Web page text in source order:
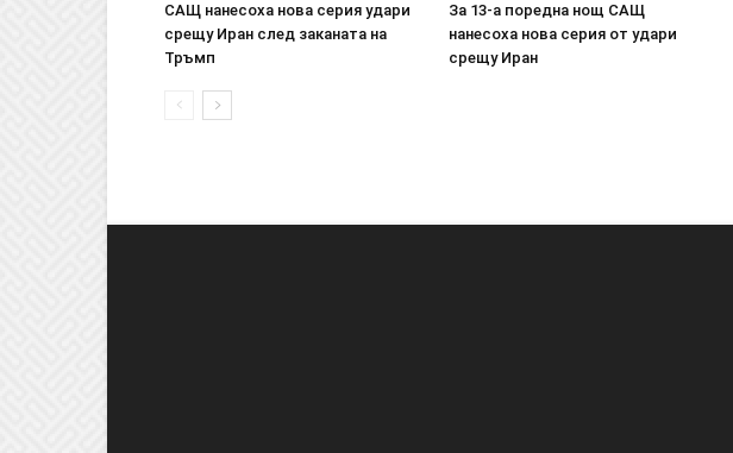
САЩ нанесоха нова серия удари
срещу Иран след заканата на
Тръмп
За 13-а поредна нощ САЩ
нанесоха нова серия от удари
срещу Иран